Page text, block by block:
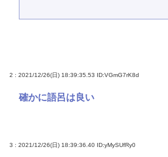
2 : 2021/12/26(日) 18:39:35.53 ID:VGmG7rK8d
確かに語呂は良い
3 : 2021/12/26(日) 18:39:36.40 ID:yMySUfRy0